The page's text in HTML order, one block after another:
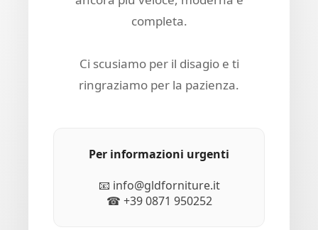
completa.
Ci scusiamo per il disagio e ti
ringraziamo per la pazienza.
Per informazioni urgenti
📧 info@gldforniture.it
☎ +39 0871 950252